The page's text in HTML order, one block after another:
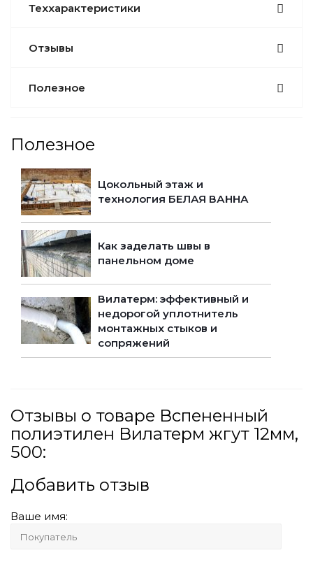
Теххарактеристики
Отзывы
Полезное
Полезное
Цокольный этаж и
технология БЕЛАЯ ВАННА
Как заделать швы в
панельном доме
Вилатерм: эффективный и
недорогой уплотнитель
монтажных стыков и
сопряжений
Отзывы о товаре Вспененный
полиэтилен Вилатерм жгут 12мм,
500:
Добавить отзыв
Ваше имя: